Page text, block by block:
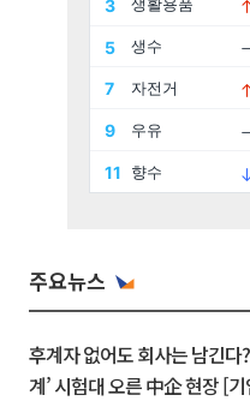
주요뉴스
후계자 없어도 회사는 남긴
계’ 시험대 오른 中企 현장 [